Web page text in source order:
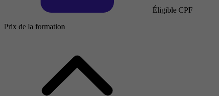
Éligible CPF
Prix de la formation